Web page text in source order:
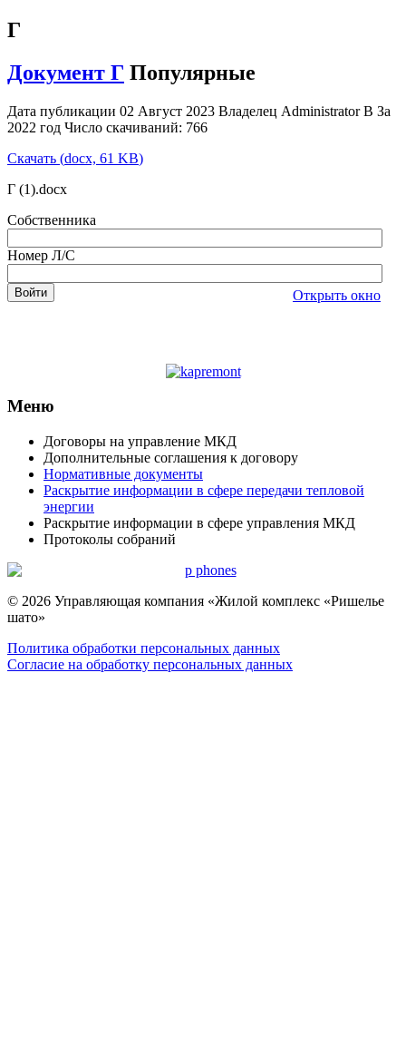
Г
Документ Г Популярные
Дата публикации 02 Август 2023 Владелец Administrator В За
2022 год Число скачиваний: 766
Скачать (docx, 61 KB)
Г (1).docx
Собственника
Номер Л/С
Открыть окно
Меню
Договоры на управление МКД
Дополнительные соглашения к договору
Нормативные документы
Раскрытие информации в сфере передачи тепловой
энергии
Раскрытие информации в сфере управления МКД
Протоколы собраний
© 2026 Управляющая компания «Жилой комплекс «Ришелье
шато»
Политика обработки персональных данных
Согласие на обработку персональных данных